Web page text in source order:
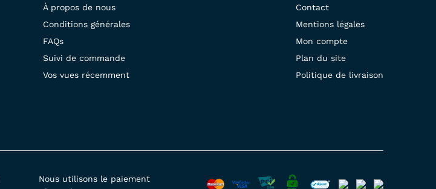
À propos de nous
Conditions générales
FAQs
Suivi de commande
Vos vues récemment
Contact
Mentions légales
Mon compte
Plan du site
Politique de livraison
Nous utilisons le paiement